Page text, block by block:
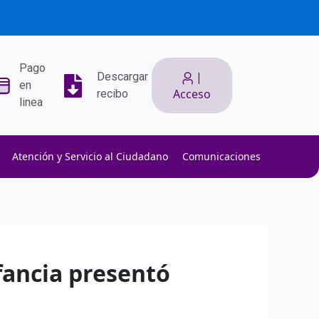
Pago
en
linea
Descargar
recibo
|
Acceso
Atención y Servicio al Ciudadano Comunicaciones
presentó